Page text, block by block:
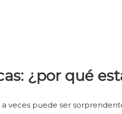
¿por qué
veces puede ser